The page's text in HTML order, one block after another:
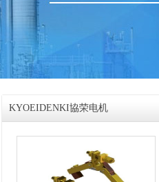
KYOEIDENKI協荣电机